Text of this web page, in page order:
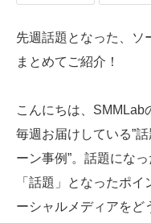
先週話題となった、ソ
まとめてご紹介！
こんにちは、SMMLab
毎週お届けしている”
ーン事例”。話題にな
「話題」となったポ
ーシャルメディアをど